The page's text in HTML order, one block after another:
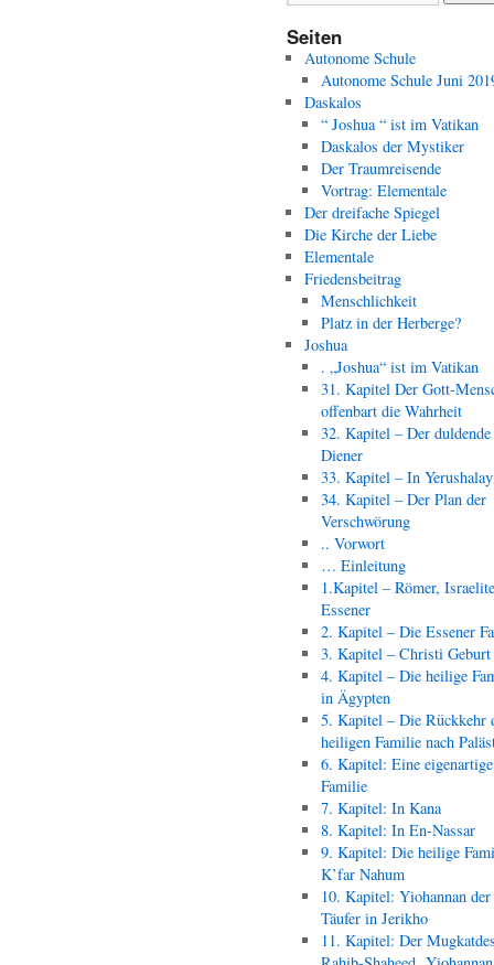
Seiten
Autonome Schule
Autonome Schule Juni
Daskalos
“ Joshua “ ist im Vatikan
Daskalos der Mystiker
Der Traumreisende
Vortrag: Elementale
Der dreifache Spiegel
Die Kirche der Liebe
Elementale
Friedensbeitrag
Menschlichkeit
Platz in der Herberge?
Joshua
. „Joshua“ ist im Vatikan
31. Kapitel Der Gott-
offenbart die Wahrheit
32. Kapitel – Der duldende
Diener
33. Kapitel – In
34. Kapitel – Der Plan der
Verschwörung
.. Vorwort
… Einleitung
1.Kapitel – Römer,
Essener
2. Kapitel – Die Essener
3. Kapitel – Christi Geburt
4. Kapitel – Die heilige
in Ägypten
5. Kapitel – Die Rückkehr
heiligen Familie nach
6. Kapitel: Eine eigenartige
Familie
7. Kapitel: In Kana
8. Kapitel: In En-Nassar
9. Kapitel: Die heilige
K’far Nahum
10. Kapitel: Yiohannan der
Täufer in Jerikho
11. Kapitel: Der